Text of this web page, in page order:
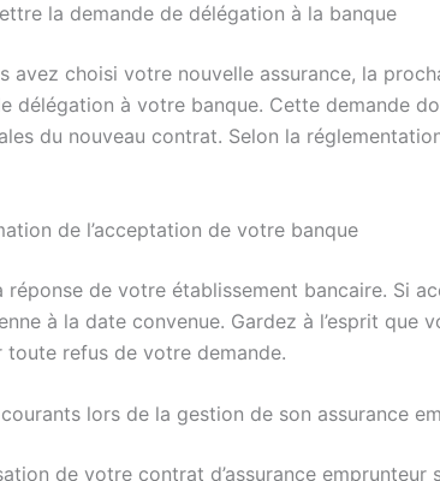
la demande de délégation à la banque
avez choisi votre nouvelle assurance, la
délégation à votre banque. Cette demande
du nouveau contrat. Selon la
de l’acceptation de votre banque
réponse de votre établissement bancaire. Si
à la date convenue. Gardez à l’esprit
toute refus de votre demande.
lors de la gestion de son assurance
de votre contrat d’assurance